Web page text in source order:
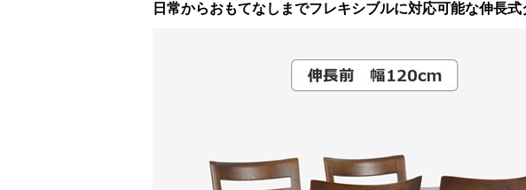
日常からおもてなしまでフレキシブルに対応可能な伸長